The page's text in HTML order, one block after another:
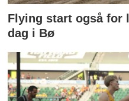
Flying start også for
dag i Bø